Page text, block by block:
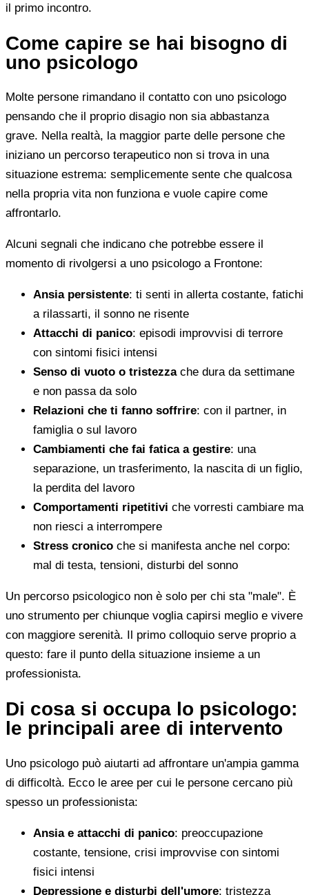
il primo incontro.
Come capire se hai bisogno di
uno psicologo
Molte persone rimandano il contatto con uno psicologo
pensando che il proprio disagio non sia abbastanza
grave. Nella realtà, la maggior parte delle persone che
iniziano un percorso terapeutico non si trova in una
situazione estrema: semplicemente sente che qualcosa
nella propria vita non funziona e vuole capire come
affrontarlo.
Alcuni segnali che indicano che potrebbe essere il
momento di rivolgersi a uno psicologo a Frontone:
Ansia persistente: ti senti in allerta costante, fatichi
a rilassarti, il sonno ne risente
Attacchi di panico: episodi improvvisi di terrore
con sintomi fisici intensi
Senso di vuoto o tristezzache dura da settimane
e non passa da solo
Relazioni che ti fanno soffrire: con il partner, in
famiglia o sul lavoro
Cambiamenti che fai fatica a gestire: una
separazione, un trasferimento, la nascita di un figlio,
la perdita del lavoro
Comportamenti ripetitivi che vorresti cambiare ma
non riesci a interrompere
Stress cronico che si manifesta anche nel corpo:
mal di testa, tensioni, disturbi del sonno
Un percorso psicologico non è solo per chi sta "male". È
uno strumento per chiunque voglia capirsi meglio e vivere
con maggiore serenità. Il primo colloquio serve proprio a
questo: fare il punto della situazione insieme a un
professionista.
Di cosa si occupa lo psicologo:
le principali aree di intervento
Uno psicologo può aiutarti ad affrontare un'ampia gamma
di difficoltà. Ecco le aree per cui le persone cercano più
spesso un professionista:
Ansia e attacchi di panico: preoccupazione
costante, tensione, crisi improvvise con sintomi
fisici intensi
Depressione e disturbi dell'umore: tristezza